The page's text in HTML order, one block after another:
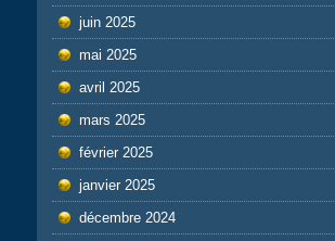
juin 2025
mai 2025
avril 2025
mars 2025
février 2025
janvier 2025
décembre 2024